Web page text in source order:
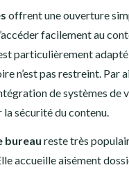
offrent une ouverture
facilement au
particulièrement
n’est pas restreint. Par
de systèmes de
sécurité du contenu.
bureau reste très
accueille aisément